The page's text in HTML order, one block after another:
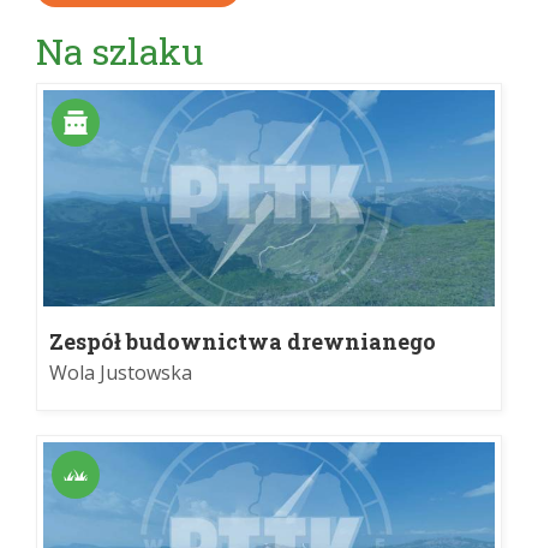
Na szlaku
Zespół budownictwa drewnianego
Wola Justowska